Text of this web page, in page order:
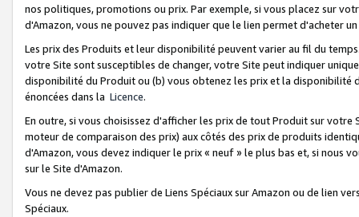
nos politiques, promotions ou prix. Par exemple, si vous placez sur
d'Amazon, vous ne pouvez pas indiquer que le lien permet d'acheter
Les prix des Produits et leur disponibilité peuvent varier au fil du
votre Site sont susceptibles de changer, votre Site peut indiquer
disponibilité du Produit ou (b) vous obtenez les prix et la disponibilité
énoncées dans la Licence.
En outre, si vous choisissez d'afficher les prix de tout Produit sur
moteur de comparaison des prix) aux côtés des prix de produits
d'Amazon, vous devez indiquer le prix « neuf » le plus bas et, si nous
sur le Site d'Amazon.
Vous ne devez pas publier de Liens Spéciaux sur Amazon ou de lien
Spéciaux.